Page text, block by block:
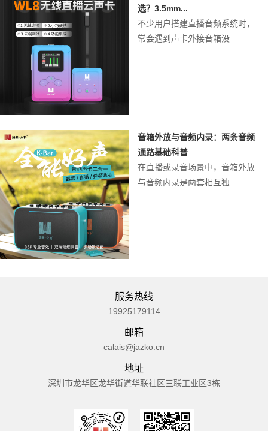
选？3.5mm...
不少用户搭建直播音频系统时，
常会遇到声卡外接音箱没...
音箱外放与音频内录：两条音频
通路基础科普
在直播或录音场景中，音箱外放
与音频内录是两套相互独...
服务热线
19925179114
邮箱
calais@jazko.cn
地址
深圳市龙华区龙华街道华联社区三联工业区3栋